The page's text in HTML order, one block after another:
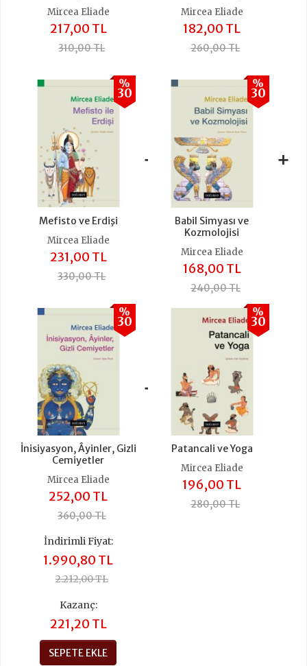
Mircea Eliade
217,00 TL
310,00 TL
Mircea Eliade
182,00 TL
260,00 TL
Mefisto ve Erdişi
%
30
Mircea Eliade
231,00 TL
330,00 TL
+
Babil Simyası ve
Kozmolojisi
%
30
Mircea Eliade
168,00 TL
240,00 TL
+
İnisiyasyon, Âyinler, Gizli
Cemiyetler
%
30
Mircea Eliade
252,00 TL
360,00 TL
+
Patancali ve Yoga
%
30
Mircea Eliade
196,00 TL
280,00 TL
İndirimli Fiyat:
1.990,80 TL
2.212,00 TL
Kazanç:
221,20 TL
SEPETE EKLE